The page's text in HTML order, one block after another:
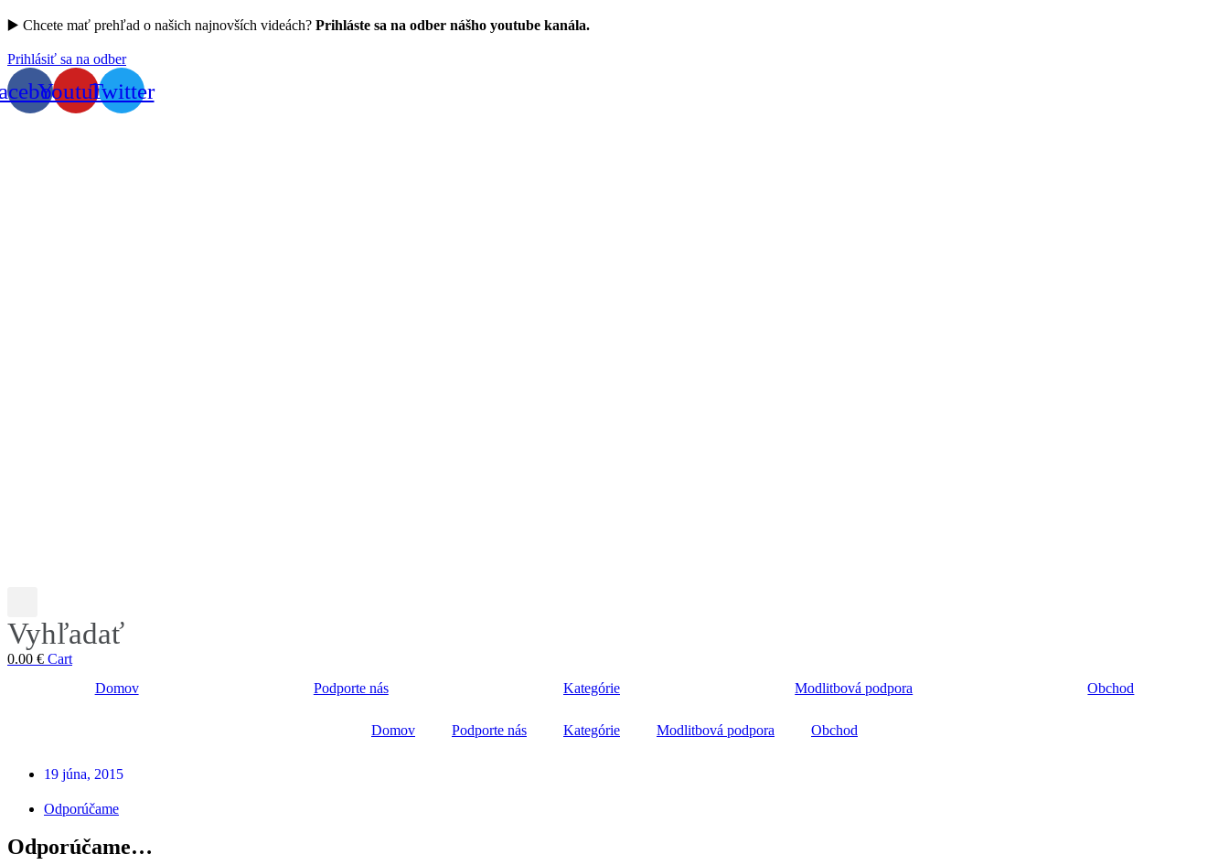
▶️ Chcete mať prehľad o našich najnovších videách? Prihláste sa na odber nášho youtube kanála.
Prihlásiť sa na odber
YoutubeTwitter
Vyhľadať
0.00 € Cart
Domov
Podporte nás Kategórie Modlitbová podpora Obchod
Domov Podporte nás Kategórie Modlitbová podpora Obchod
19 júna, 2015
Odporúčame
Odporúčame…